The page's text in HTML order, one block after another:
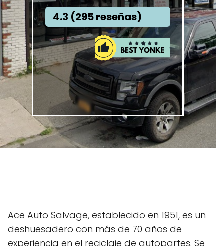
4.3 (295 reseñas)
Ace Auto Salvage, establecido en 1951, es un
deshuesadero con más de 70 años de
experiencia en el reciclaje de autopartes. Se